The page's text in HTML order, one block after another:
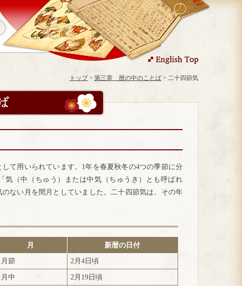
トップ> 第三章 暦の中のことば > 二十四節気
て用いられています。1年を春夏秋冬の4つの季節に分
気（中（ちゅう）または中気（ちゅうき）とも呼ばれ
ない月を閏月としていました。二十四節気は、その年
月 新暦の日付
月節
2月4日頃
月中
2月19日頃